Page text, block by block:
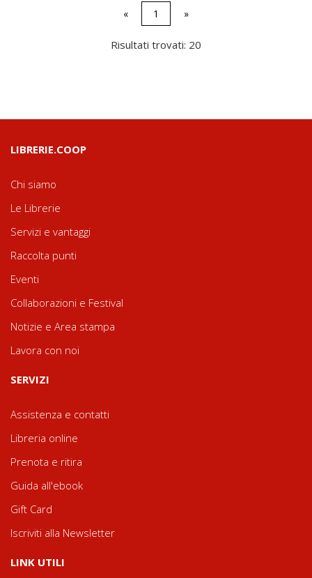
« 1 »
Risultati trovati: 20
LIBRERIE.COOP
Chi siamo
Le Librerie
Servizi e vantaggi
Raccolta punti
Eventi
Collaborazioni e Festival
Notizie e Area stampa
Lavora con noi
SERVIZI
Assistenza e contatti
Libreria online
Prenota e ritira
Guida all'ebook
Gift Card
Iscriviti alla Newsletter
LINK UTILI